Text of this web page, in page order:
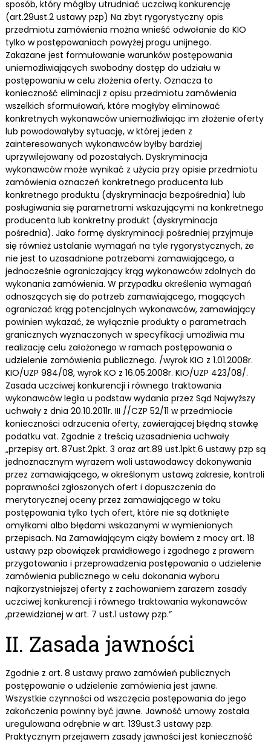
sposób, który mógłby utrudniać uczciwą konkurencję
(art.29ust.2 ustawy pzp) Na zbyt rygorystyczny opis
przedmiotu zamówienia można wnieść odwołanie do KIO
tylko w postępowaniach powyżej progu unijnego.
Zakazane jest formułowanie warunków postępowania
uniemożliwiających swobodny dostęp do udziału w
postępowaniu w celu złożenia oferty. Oznacza to
konieczność eliminacji z opisu przedmiotu zamówienia
wszelkich sformułowań, które mogłyby eliminować
konkretnych wykonawców uniemożliwiając im złożenie oferty
lub powodowałyby sytuację, w której jeden z
zainteresowanych wykonawców byłby bardziej
uprzywilejowany od pozostałych. Dyskryminacja
wykonawców może wynikać z użycia przy opisie przedmiotu
zamówienia oznaczeń konkretnego producenta lub
konkretnego produktu (dyskryminacja bezpośrednia) lub
posługiwania się parametrami wskazującymi na konkretnego
producenta lub konkretny produkt (dyskryminacja
pośrednia). Jako formę dyskryminacji pośredniej przyjmuje
się również ustalanie wymagań na tyle rygorystycznych, że
nie jest to uzasadnione potrzebami zamawiającego, a
jednocześnie ograniczający krąg wykonawców zdolnych do
wykonania zamówienia. W przypadku określenia wymagań
odnoszących się do potrzeb zamawiającego, mogących
ograniczać krąg potencjalnych wykonawców, zamawiający
powinien wykazać, że wyłącznie produkty o parametrach
granicznych wyznaczonych w specyfikacji umożliwia mu
realizację celu założonego w ramach postępowania o
udzielenie zamówienia publicznego. /wyrok KIO z 1.01.2008r.
KIO/UZP 984/08, wyrok KO z 16.05.2008r. KIO/UZP 423/08/.
Zasada uczciwej konkurencji i równego traktowania
wykonawców legła u podstaw wydania przez Sąd Najwyższy
uchwały z dnia 20.10.2011r. III //CZP 52/11 w przedmiocie
konieczności odrzucenia oferty, zawierającej błędną stawkę
podatku vat. Zgodnie z treścią uzasadnienia uchwały
„przepisy art. 87ust.2pkt. 3 oraz art.89 ust.1pkt.6 ustawy pzp są
jednoznacznym wyrazem woli ustawodawcy dokonywania
przez zamawiającego, w określonym ustawą zakresie, kontroli
poprawności zgłoszonych ofert i dopuszczenia do
merytorycznej oceny przez zamawiającego w toku
postępowania tylko tych ofert, które nie są dotknięte
omyłkami albo błędami wskazanymi w wymienionych
przepisach. Na Zamawiającym ciąży bowiem z mocy art. 18
ustawy pzp obowiązek prawidłowego i zgodnego z prawem
przygotowania i przeprowadzenia postępowania o udzielenie
zamówienia publicznego w celu dokonania wyboru
najkorzystniejszej oferty z zachowaniem zarazem zasady
uczciwej konkurencji i równego traktowania wykonawców
,przewidzianej w art. 7 ust.1 ustawy pzp.”
II. Zasada jawności
Zgodnie z art. 8 ustawy prawo zamówień publicznych
postępowanie o udzielenie zamówienia jest jawne.
Wszystkie czynności od wszczęcia postępowania do jego
zakończenia powinny być jawne. Jawność umowy została
uregulowana odrębnie w art. 139ust.3 ustawy pzp.
Praktycznym przejawem zasady jawności jest konieczność